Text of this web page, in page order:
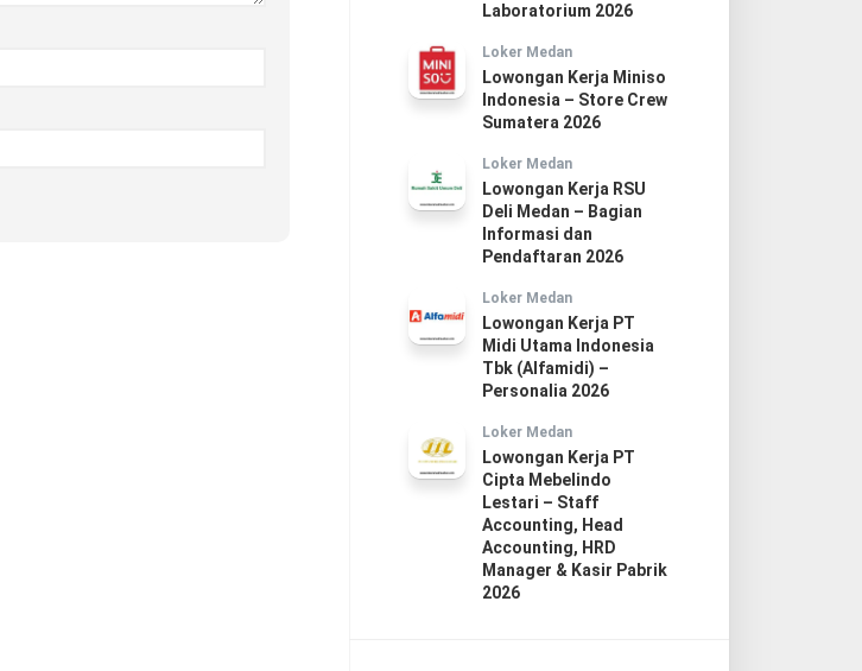
Laboratorium 2026
Loker Medan
Lowongan Kerja Miniso
Indonesia – Store Crew
Sumatera 2026
Loker Medan
Lowongan Kerja RSU
Deli Medan – Bagian
Informasi dan
Pendaftaran 2026
Loker Medan
Lowongan Kerja PT
Midi Utama Indonesia
Tbk (Alfamidi) –
Personalia 2026
Loker Medan
Lowongan Kerja PT
Cipta Mebelindo
Lestari – Staff
Accounting, Head
Accounting, HRD
Manager & Kasir Pabrik
2026